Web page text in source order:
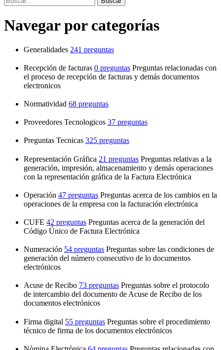
Navegar por categorías
Generalidades 241 preguntas
Recepción de facturas 0 preguntas Preguntas relacionadas con
el proceso de recepción de facturas y demás documentos
electronicos
Normatividad 68 preguntas
Proveedores Tecnologicos 37 preguntas
Preguntas Tecnicas 325 preguntas
Representación Gráfica 21 preguntas Preguntas relativas a la
generación, impresión, almacenamiento y demás operaciones
con la representación gráfica de la Factura Electrónica
Operación 47 preguntas Preguntas acerca de los cambios en la
operaciones de la empresa con la facturación electrónica
CUFE 42 preguntas Preguntas acerca de la generación del
Código Único de Factura Electrónica
Numeración 54 preguntas Preguntas sobre las condiciones de
generación del número consecutivo de lo documentos
electrónicos
Acuse de Recibo 73 preguntas Preguntas sobre el protocolo
de intercambio del documento de Acuse de Recibo de los
documentos electrónicos
Firma digital 55 preguntas Preguntas sobre el procedimiento
técnico de firma de los documentos electrónicos